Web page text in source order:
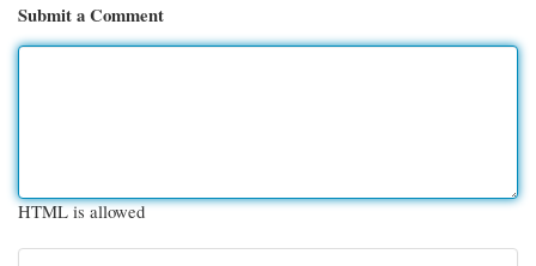
Submit a Comment
HTML is allowed